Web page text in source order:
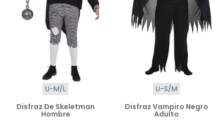
U-M/L
Disfraz De Skeletman
Hombre
U-S/M
Disfraz Vampiro Negro
Adulto